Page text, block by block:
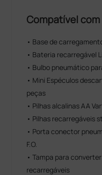
Compatível com
• Base de
• Bateria recarregável
• Bulbo pneumático
• Mini Espéculos
peças
• Pilhas alcalinas AA
• Pilhas recarregáveis
• Porta conector
F.O.
• Tampa para
recarregáveis